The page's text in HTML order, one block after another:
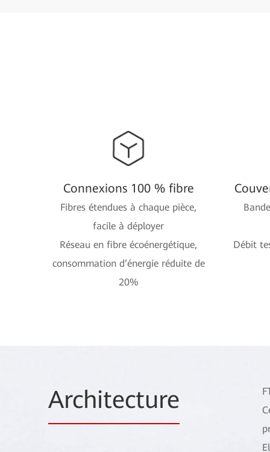
Connexions 100 % fibre
Fibres étendues à chaque pièce,
facile à déployer
Réseau en fibre écoénergétique,
consommation d’énergie réduite de
20%
Débit
Architecture